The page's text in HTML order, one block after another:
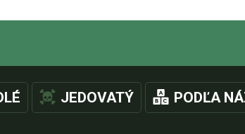
JEDOVATÝ PODĽA